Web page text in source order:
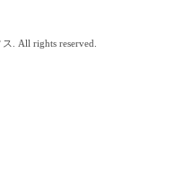
. All rights reserved.